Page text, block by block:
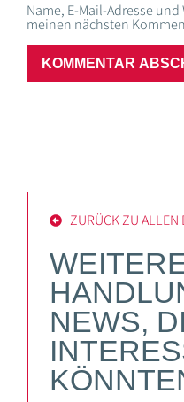
Name, E-Mail-Adresse
meinen nächsten
ZURÜCK ZU ALLEN
NEWS,